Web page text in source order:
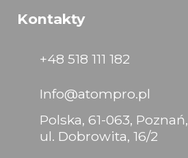
Kontakty
+48 518 111 182
Info@atompro.pl
Polska, 61-063, Poznań,
ul. Dobrowita, 16/2